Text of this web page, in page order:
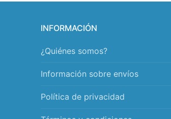
INFORMACIÓN
¿Quiénes somos?
Información sobre envíos
Política de privacidad